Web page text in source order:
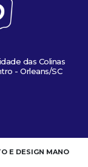
das Colinas
- Orleans/SC
E DESIGN MANO